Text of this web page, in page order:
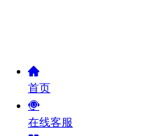
首页
在线客服